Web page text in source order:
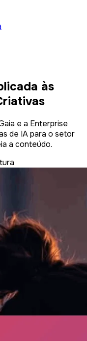
às
e a Enterprise
de IA para o setor
a conteúdo.